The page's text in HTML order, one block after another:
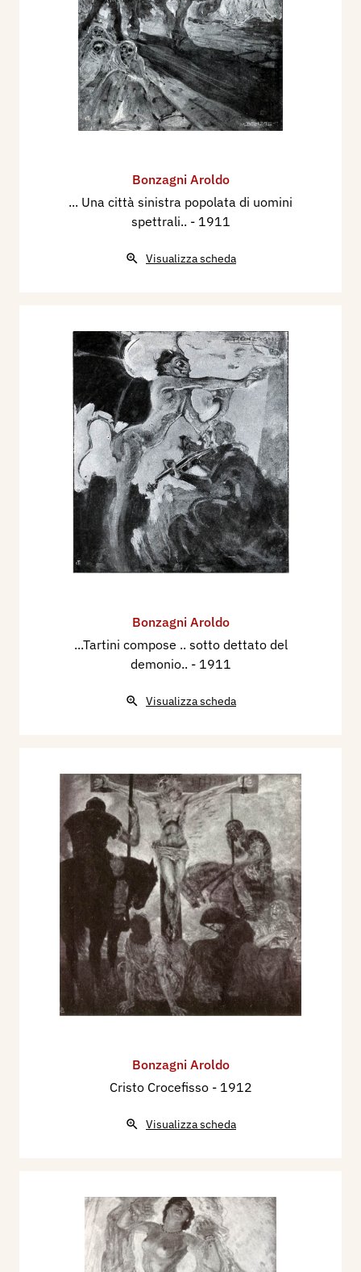
Bonzagni Aroldo
... Una città sinistra popolata di uomini
spettrali.. - 1911
Visualizza scheda
Bonzagni Aroldo
...Tartini compose .. sotto dettato del
demonio.. - 1911
Visualizza scheda
Bonzagni Aroldo
Cristo Crocefisso - 1912
Visualizza scheda